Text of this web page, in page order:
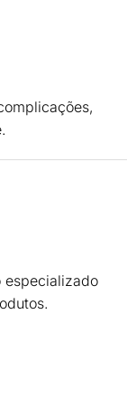
especializado